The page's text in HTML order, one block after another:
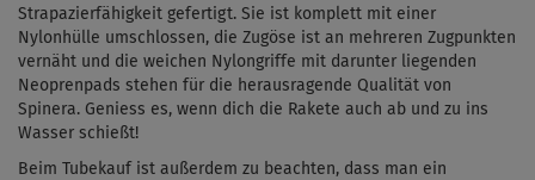
Strapazierfähigkeit gefertigt. Sie ist komplett mit einer
Nylonhülle umschlossen, die Zugöse ist an mehreren Zugpunkten
vernäht und die weichen Nylongriffe mit darunter liegenden
Neoprenpads stehen für die herausragende Qualität von
Spinera. Geniess es, wenn dich die Rakete auch ab und zu ins
Wasser schießt!
Beim Tubekauf ist außerdem zu beachten, dass man ein